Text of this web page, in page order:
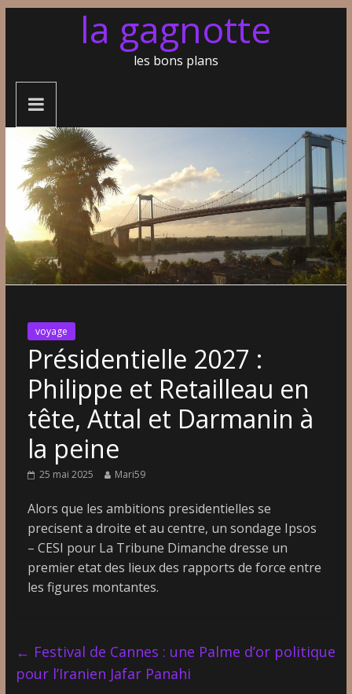
la gagnotte
les bons plans
voyage
Présidentielle 2027 :
Philippe et Retailleau en
tête, Attal et Darmanin à
la peine
25 mai 2025 Mari59
Alors que les ambitions presidentielles se
precisent a droite et au centre, un sondage Ipsos
– CESI pour La Tribune Dimanche dresse un
premier etat des lieux des rapports de force entre
les figures montantes.
← Festival de Cannes : une Palme d’or politique
pour l’Iranien Jafar Panahi